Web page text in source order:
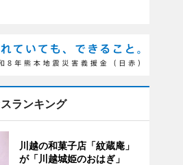
ランキング
川越の和菓子店「紋蔵庵」
が「川越城姫のおはぎ」